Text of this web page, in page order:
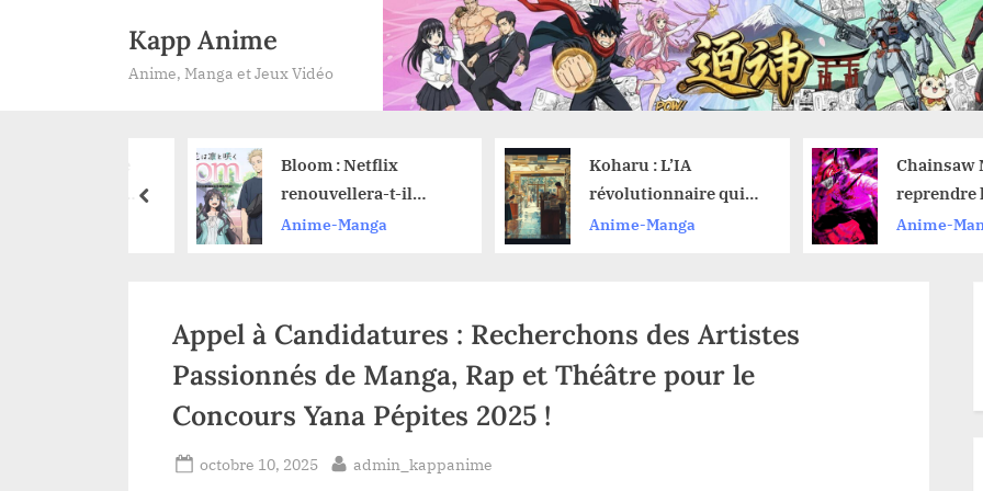
Kapp Anime
Anime, Manga et Jeux Vidéo
Bloom : Netflix
renouvellera-t-il
l’anime pour une
saison 2 ?
Anime-Manga
Koharu : L’IA
révolutionnaire qui
traduit vos mangas
sans effort
Anime-Manga
Chainsaw Man
reprendre la
du manga
vu le film de
Anime-Manga
prev
Appel à Candidatures : Recherchons des Artistes
Passionnés de Manga, Rap et Théâtre pour le
Concours Yana Pépites 2025 !
Posted
octobre 10, 2025 By
admin_kappanime